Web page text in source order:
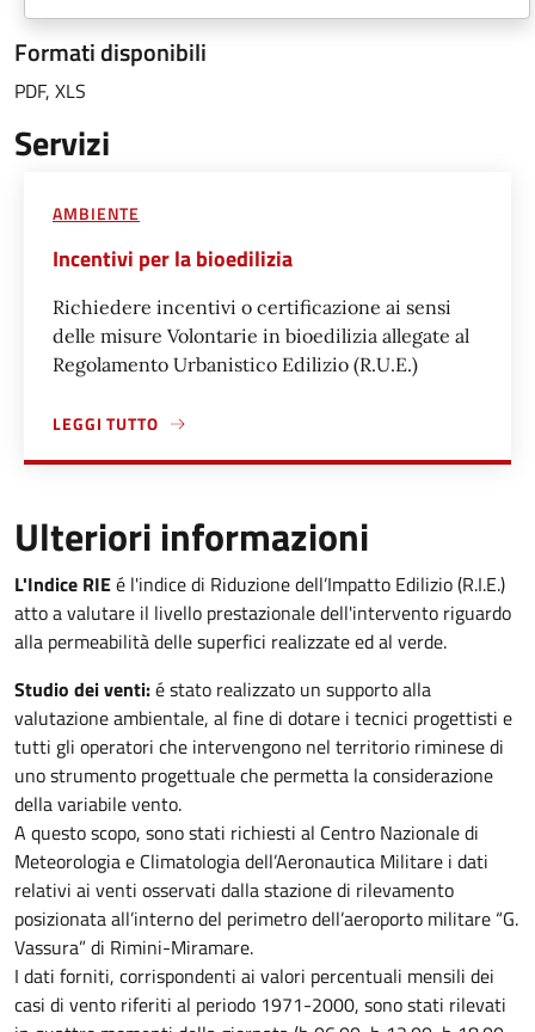
Formati disponibili
PDF, XLS
Servizi
AMBIENTE
Incentivi per la bioedilizia
Richiedere incentivi o certificazione ai sensi
delle misure Volontarie in bioedilizia allegate al
Regolamento Urbanistico Edilizio (R.U.E.)
LEGGI TUTTO
A PROPOSITO DI INCENTIVI PER LA BIOEDILIZIA
Ulteriori informazioni
L'Indice RIEé l'indice di Riduzione dell’Impatto Edilizio (R.I.E.)
atto a valutare il livello prestazionale dell'intervento riguardo
alla permeabilità delle superfici realizzate ed al verde.
Studio dei venti:é stato realizzato un supporto alla
valutazione ambientale, al fine di dotare i tecnici progettisti e
tutti gli operatori che intervengono nel territorio riminese di
uno strumento progettuale che permetta la considerazione
della variabile vento.
A questo scopo, sono stati richiesti al Centro Nazionale di
Meteorologia e Climatologia dell’Aeronautica Militare i dati
relativi ai venti osservati dalla stazione di rilevamento
posizionata all’interno del perimetro dell’aeroporto militare “G.
Vassura” di Rimini-Miramare.
I dati forniti, corrispondenti ai valori percentuali mensili dei
casi di vento riferiti al periodo 1971-2000, sono stati rilevati